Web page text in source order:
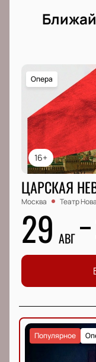
16+
Опера
ЦАРСКАЯ
Москва Театр
29 АВГ
Популярное